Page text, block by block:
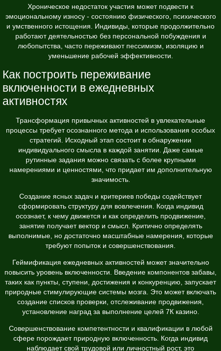
Хроническое недостаток участия может подвести к
эмоциональному износу - состоянию физического, психического
и умственного истощения. Индивиды, которые продолжительно
работают деятельностью без персональной побуждения и
любопытства, часто переживают пессимизм, изоляцию и
уменьшение рабочей эффективности.
Как построить переживание
включенности в ежедневных
активностях
Трансформация привычных активностей в увлекательные
процессы требует осознанного метода и использования особых
стратегий. Исходный этап состоит в обнаружении
индивидуального смысла в каждой занятии. Даже самые
рутинные задания можно связать с более крупными
намерениями и ценностями, что придает им дополнительную
значимость.
Создание ясных задач и критериев победы содействует
сформировать структуру для вовлечения. Когда индивид
осознает, к чему движется и как определить продвижение,
занятие получает вектор и смысл. Критично определять
выполнимые, но достаточно масштабные намерения, которые
требуют попыток и совершенствования.
Геймификация ежедневных активностей может значительно
повысить уровень включенности. Введение компонентов забавы,
таких как пункты, ступени, достижения и конкуренцию, запускает
природные стимулирующие системы мозга. Это может включать
создание списков проверки, отслеживание продвижения,
установление наград за выполнение целей 7К казино.
Совершенствование компетентности и квалификации в любой
сфере порождает природную включенность. Когда индивид
наблюдает свой трудовой или личностный рост, это